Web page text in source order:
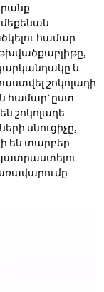
համար
կարկանդակը և
շոկոլադի
համար՝ ըստ
շոկոլադե
սնուցիչը,
են տարբեր